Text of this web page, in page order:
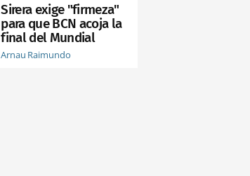
Sirera exige "firmeza"
para que BCN acoja la
final del Mundial
Arnau Raimundo